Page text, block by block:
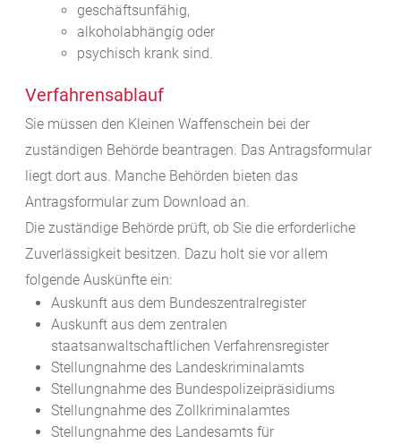
geschäftsunfähig,
alkoholabhängig oder
psychisch krank sind.
Verfahrensablauf
Sie müssen den Kleinen Waffenschein bei der
zuständigen Behörde beantragen. Das Antragsformular
liegt dort aus. Manche Behörden bieten das
Antragsformular zum Download an.
Die zuständige Behörde prüft, ob Sie die erforderliche
Zuverlässigkeit besitzen. Dazu holt sie vor allem
folgende Auskünfte ein:
Auskunft aus dem Bundeszentralregister
Auskunft aus dem zentralen
staatsanwaltschaftlichen Verfahrensregister
Stellungnahme des Landeskriminalamts
Stellungnahme des Bundespolizeipräsidiums
Stellungnahme des Zollkriminalamtes
Stellungnahme des Landesamts für